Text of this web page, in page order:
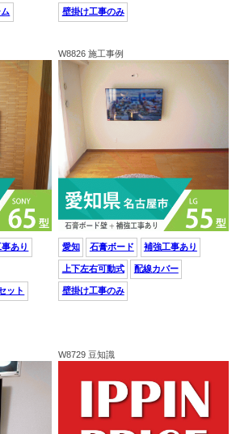
壁掛け工事のみ
あり
ット
W8826 施工事例
愛知 石膏ボード 補強工事あり
上下左右可動式 配線カバー
壁掛け工事のみ
W8729 豆知識